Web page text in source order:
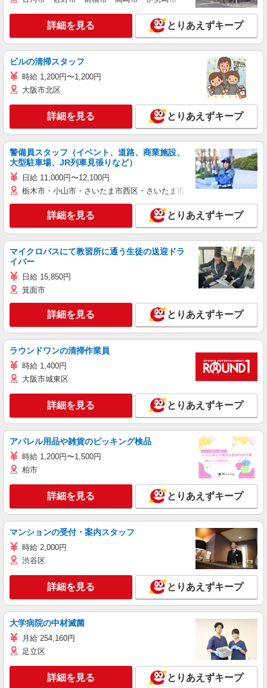
詳細を見る とりあえずキープ
ビルの清掃スタッフ
時給 1,200円〜1,200円
大阪市北区
詳細を見る とりあえずキープ
警備員スタッフ（イベント、道路、商業施設、
大型駐車場、JR列車見張りなど）
日給 11,000円〜12,100円
栃木市・小山市・さいたま市西区・さいたま市岩槻区・久喜市・蓮田
詳細を見る とりあえずキープ
マイクロバスにて教習所に通う生徒の送迎ドラ
イバー
日給 15,850円
箕面市
詳細を見る とりあえずキープ
ラウンドワンの清掃作業員
時給 1,400円
大阪市城東区
詳細を見る とりあえずキープ
アパレル用品や雑貨のピッキング検品
時給 1,200円〜1,500円
柏市
詳細を見る とりあえずキープ
マンションの受付・案内スタッフ
時給 2,000円
渋谷区
詳細を見る とりあえずキープ
大学病院の中材滅菌
月給 254,160円
足立区
詳細を見る とりあえずキープ